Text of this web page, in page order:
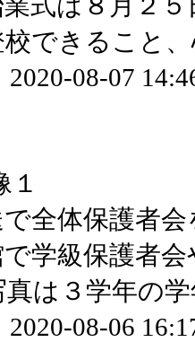
できること
2020-08-07
全体保護者
学級保護者
は３学年の
2020-08-06